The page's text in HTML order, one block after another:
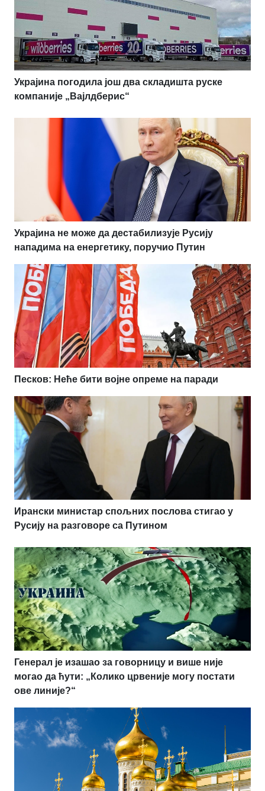
Украјина погодила још два складишта руске
компаније „Вајлдберис“
Украјина не може да дестабилизује Русију
нападима на енергетику, поручио Путин
Песков: Неће бити војне опреме на паради
Ирански министар спољних послова стигао у
Русију на разговоре са Путином
Генерал је изашао за говорницу и више није
могао да ћути: „Колико црвеније могу постати
ове линије?“